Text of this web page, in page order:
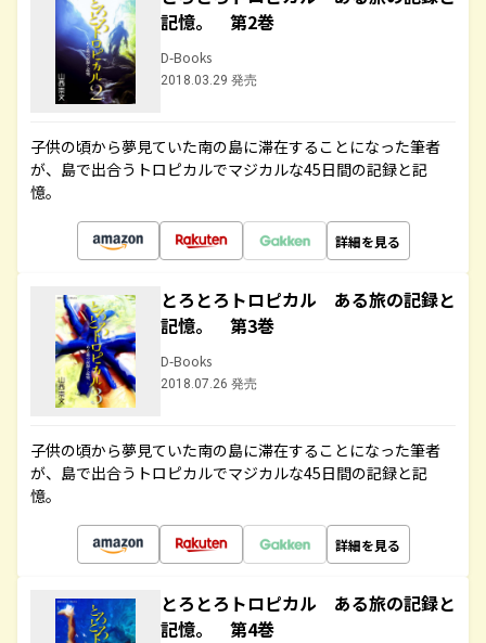
記憶。 第2巻
D-Books
2018.03.29 発売
子供の頃から夢見ていた南の島に滞在することになった筆者
が、島で出合うトロピカルでマジカルな45日間の記録と記
憶。
詳細を見る
とろとろトロピカル ある旅の記録と
記憶。 第3巻
D-Books
2018.07.26 発売
子供の頃から夢見ていた南の島に滞在することになった筆者
が、島で出合うトロピカルでマジカルな45日間の記録と記
憶。
詳細を見る
とろとろトロピカル ある旅の記録と
記憶。 第4巻